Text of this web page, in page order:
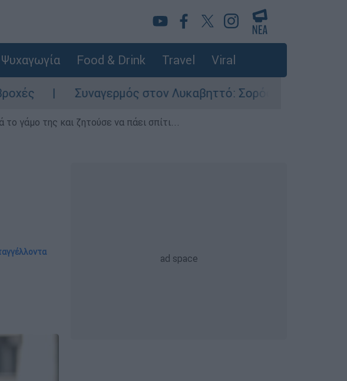
Ψυχαγωγία Food & Drink Travel Viral
Συναγερμός στον Λυκαβηττό: Σορός σε προχωρημένη σήψη
γάμο της και ζητούσε να πάει σπίτι...